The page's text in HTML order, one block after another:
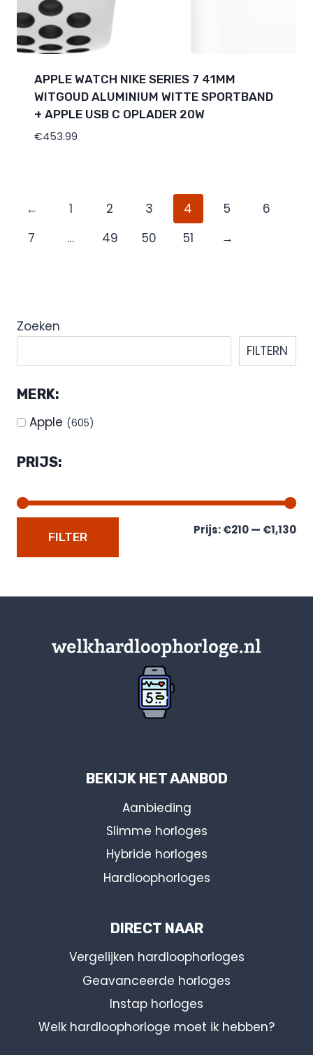
APPLE WATCH NIKE SERIES 7 41MM
WITGOUD ALUMINIUM WITTE SPORTBAND
+ APPLE USB C OPLADER 20W
€453.99
← 1 2 3 4 5
6
7
… 49 50 51 →
Zoeken
FILTERN
MERK:
Apple (605)
PRIJS:
FILTER Prijs:€210— €1,130
BEKIJK HET AANBOD
Aanbieding
Slimme horloges
Hybride horloges
Hardloophorloges
DIRECT NAAR
Vergelijken hardloophorloges
Geavanceerde horloges
Instap horloges
Welk hardloophorloge moet ik hebben?